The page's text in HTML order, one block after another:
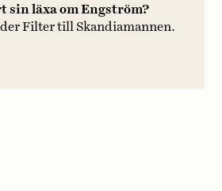
sin läxa om Engström?
Filter till Skandiamannen.